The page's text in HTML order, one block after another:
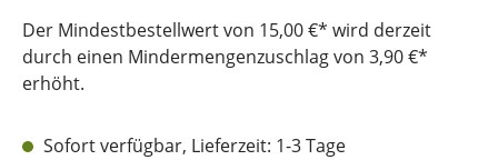
Der Mindestbestellwert von 15,00 €* wird derzeit
durch einen Mindermengenzuschlag von 3,90 €*
erhöht.
Sofort verfügbar, Lieferzeit: 1-3 Tage